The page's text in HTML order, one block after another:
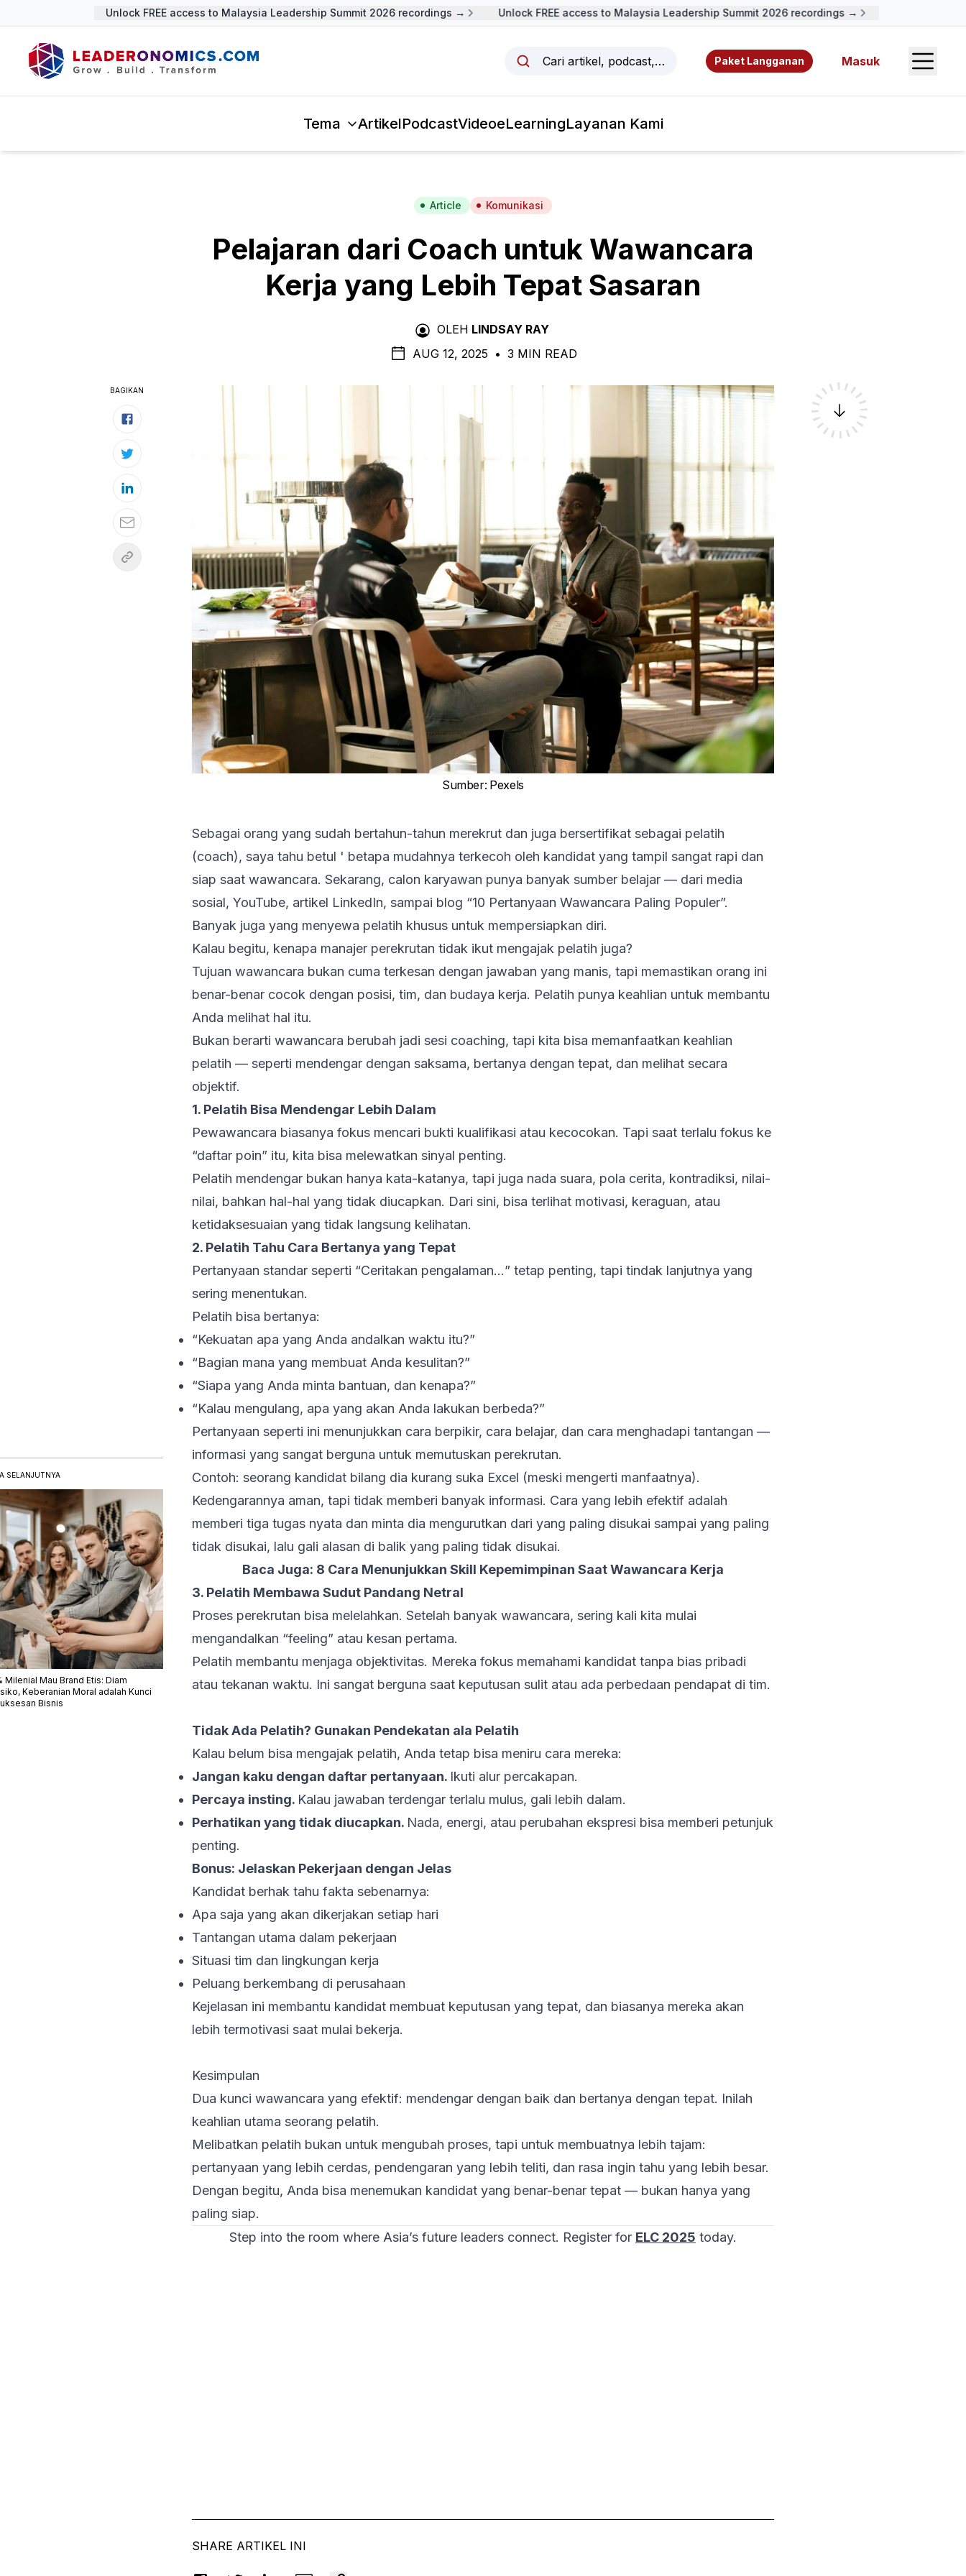
Unlock FREE access to Malaysia Leadership Summit 2026 recordings → Unlock FREE access to Malaysia Leadership Summit 2026 recordings →
Cari artikel, podcast, video, sumber daya, dan penulis.
Paket Langganan Masuk Open
Tema ArtikelPodcastVideoeLearningLayanan Kami
Article Komunikasi
Pelajaran dari Coach untuk Wawancara
Kerja yang Lebih Tepat Sasaran
OLEH LINDSAY RAY
AUG 12, 2025 • 3 MIN READ
Sumber: Pexels
Sebagai orang yang sudah bertahun-tahun merekrut dan juga bersertifikat sebagai pelatih
(coach), saya tahu betul ' betapa mudahnya terkecoh oleh kandidat yang tampil sangat rapi dan
siap saat wawancara. Sekarang, calon karyawan punya banyak sumber belajar — dari media
sosial, YouTube, artikel LinkedIn, sampai blog “10 Pertanyaan Wawancara Paling Populer”.
Banyak juga yang menyewa pelatih khusus untuk mempersiapkan diri.
Kalau begitu, kenapa manajer perekrutan tidak ikut mengajak pelatih juga?
Tujuan wawancara bukan cuma terkesan dengan jawaban yang manis, tapi memastikan orang ini
benar-benar cocok dengan posisi, tim, dan budaya kerja. Pelatih punya keahlian untuk membantu
Anda melihat hal itu.
Bukan berarti wawancara berubah jadi sesi coaching, tapi kita bisa memanfaatkan keahlian
pelatih — seperti mendengar dengan saksama, bertanya dengan tepat, dan melihat secara
objektif.
1. Pelatih Bisa Mendengar Lebih Dalam
Pewawancara biasanya fokus mencari bukti kualifikasi atau kecocokan. Tapi saat terlalu fokus ke
“daftar poin” itu, kita bisa melewatkan sinyal penting.
Pelatih mendengar bukan hanya kata-katanya, tapi juga nada suara, pola cerita, kontradiksi, nilai-
nilai, bahkan hal-hal yang tidak diucapkan. Dari sini, bisa terlihat motivasi, keraguan, atau
ketidaksesuaian yang tidak langsung kelihatan.
2. Pelatih Tahu Cara Bertanya yang Tepat
Pertanyaan standar seperti “Ceritakan pengalaman…” tetap penting, tapi tindak lanjutnya yang
sering menentukan.
Pelatih bisa bertanya:
“Kekuatan apa yang Anda andalkan waktu itu?”
“Bagian mana yang membuat Anda kesulitan?”
“Siapa yang Anda minta bantuan, dan kenapa?”
“Kalau mengulang, apa yang akan Anda lakukan berbeda?”
Pertanyaan seperti ini menunjukkan cara berpikir, cara belajar, dan cara menghadapi tantangan —
informasi yang sangat berguna untuk memutuskan perekrutan.
Contoh: seorang kandidat bilang dia kurang suka Excel (meski mengerti manfaatnya).
Kedengarannya aman, tapi tidak memberi banyak informasi. Cara yang lebih efektif adalah
memberi tiga tugas nyata dan minta dia mengurutkan dari yang paling disukai sampai yang paling
tidak disukai, lalu gali alasan di balik yang paling tidak disukai.
Baca Juga: 8 Cara Menunjukkan Skill Kepemimpinan Saat Wawancara Kerja
3. Pelatih Membawa Sudut Pandang Netral
Proses perekrutan bisa melelahkan. Setelah banyak wawancara, sering kali kita mulai
mengandalkan “feeling” atau kesan pertama.
Pelatih membantu menjaga objektivitas. Mereka fokus memahami kandidat tanpa bias pribadi
atau tekanan waktu. Ini sangat berguna saat keputusan sulit atau ada perbedaan pendapat di tim.
Tidak Ada Pelatih? Gunakan Pendekatan ala Pelatih
Kalau belum bisa mengajak pelatih, Anda tetap bisa meniru cara mereka:
Jangan kaku dengan daftar pertanyaan. Ikuti alur percakapan.
Percaya insting. Kalau jawaban terdengar terlalu mulus, gali lebih dalam.
Perhatikan yang tidak diucapkan. Nada, energi, atau perubahan ekspresi bisa memberi petunjuk
penting.
Bonus: Jelaskan Pekerjaan dengan Jelas
Kandidat berhak tahu fakta sebenarnya:
Apa saja yang akan dikerjakan setiap hari
Tantangan utama dalam pekerjaan
Situasi tim dan lingkungan kerja
Peluang berkembang di perusahaan
Kejelasan ini membantu kandidat membuat keputusan yang tepat, dan biasanya mereka akan
lebih termotivasi saat mulai bekerja.
Kesimpulan
Dua kunci wawancara yang efektif: mendengar dengan baik dan bertanya dengan tepat. Inilah
keahlian utama seorang pelatih.
Melibatkan pelatih bukan untuk mengubah proses, tapi untuk membuatnya lebih tajam:
pertanyaan yang lebih cerdas, pendengaran yang lebih teliti, dan rasa ingin tahu yang lebih besar.
Dengan begitu, Anda bisa menemukan kandidat yang benar-benar tepat — bukan hanya yang
paling siap.
Step into the room where Asia’s future leaders connect. Register for ELC 2025 today.
SELANJUTNYA
Milenial Mau Brand Etis: Diam
Keberanian Moral adalah Kunci
Bisnis
BAGIKAN
SHARE ARTIKEL INI